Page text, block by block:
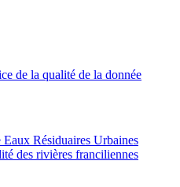
de la qualité de la donnée